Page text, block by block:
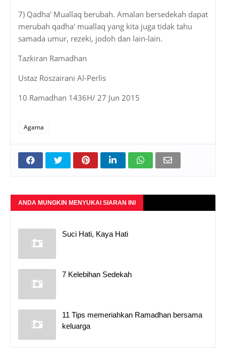
7) Qadha' Muallaq berubah. Amalan bersedekah dapat
merubah qadha' muallaq yang kita juga tidak tahu
samada umur, rezeki, jodoh dan lain-lain.
Tazkiran Ramadhan
Ustaz Roszairani Al-Perlis
10 Ramadhan 1436H/ 27 Jun 2015
Agama
ANDA MUNGKIN MENYUKAI SIARAN INI
Suci Hati, Kaya Hati
7 Kelebihan Sedekah
11 Tips memeriahkan Ramadhan bersama
keluarga